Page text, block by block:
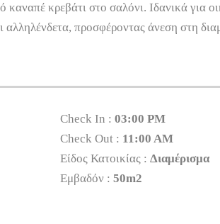
κρεβάτι στο σαλόνι. Ιδανικά για
αλληλένδετα, προσφέροντας άνεση στη
Check In :03:00 PM
Check Out : 11:00 AM
Είδος Κατοικίας :Διαμέρισμα
Εμβαδόν :50m2